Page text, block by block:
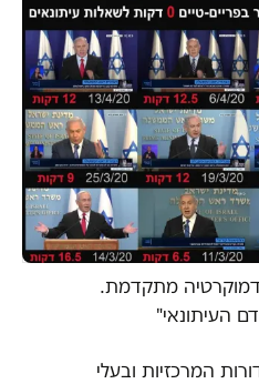
מתקדמת.
העיתונאי"
המרכזיות ובעלי